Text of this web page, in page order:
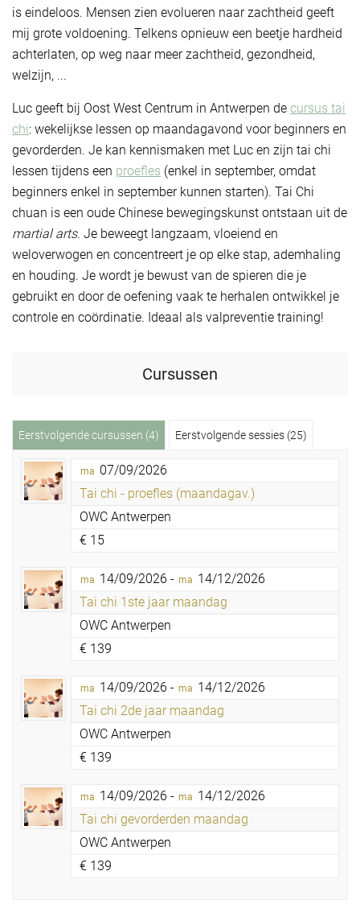
is eindeloos. Mensen zien evolueren naar zachtheid geeft
mij grote voldoening. Telkens opnieuw een beetje hardheid
achterlaten, op weg naar meer zachtheid, gezondheid,
welzijn, ...
Luc geeft bij Oost West Centrum in Antwerpen de cursus tai
chi: wekelijkse lessen op maandagavond voor beginners en
gevorderden. Je kan kennismaken met Luc en zijn tai chi
lessen tijdens een proefles (enkel in september, omdat
beginners enkel in september kunnen starten). Tai Chi
chuan is een oude Chinese bewegingskunst ontstaan uit de
martial arts. Je beweegt langzaam, vloeiend en
weloverwogen en concentreert je op elke stap, ademhaling
en houding. Je wordt je bewust van de spieren die je
gebruikt en door de oefening vaak te herhalen ontwikkel je
controle en coördinatie. Ideaal als valpreventie training!
Cursussen
Eerstvolgende cursussen (4) Eerstvolgende sessies (25)
ma 07/09/2026
Tai chi - proefles (maandagav.)
OWC Antwerpen
€ 15
ma 14/09/2026 - ma 14/12/2026
Tai chi 1ste jaar maandag
OWC Antwerpen
€ 139
ma 14/09/2026 - ma 14/12/2026
Tai chi 2de jaar maandag
OWC Antwerpen
€ 139
ma 14/09/2026 - ma 14/12/2026
Tai chi gevorderden maandag
OWC Antwerpen
€ 139